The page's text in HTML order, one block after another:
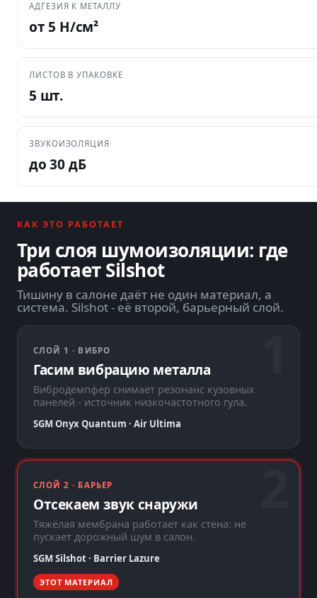
АДГЕЗИЯ К МЕТАЛЛУ
от 5 Н/см²
ЛИСТОВ В УПАКОВКЕ
5 шт.
ЗВУКОИЗОЛЯЦИЯ
до 30 дБ
КАК ЭТО РАБОТАЕТ
Три слоя шумоизоляции: где
работает Silshot
Тишину в салоне даёт не один материал, а
система. Silshot - её второй, барьерный слой.
СЛОЙ 1 · ВИБРО
Гасим вибрацию металла
Вибродемпфер снимает резонанс кузовных
панелей - источник низкочастотного гула.
SGM Onyx Quantum · Air Ultima
СЛОЙ 2 · БАРЬЕР
Отсекаем звук снаружи
Тяжёлая мембрана работает как стена: не
пускает дорожный шум в салон.
SGM Silshot · Barrier Lazure
ЭТОТ МАТЕРИАЛ